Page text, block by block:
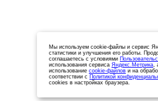
Мы используем cookie-файлы и сервис
статистики и улучшения его работы.
соглашаетесь с условиями
использования сервиса Яндекс.Метрика,
использование cookie-файлов и на
соответствии с Политикой
cookies в настройках браузера.